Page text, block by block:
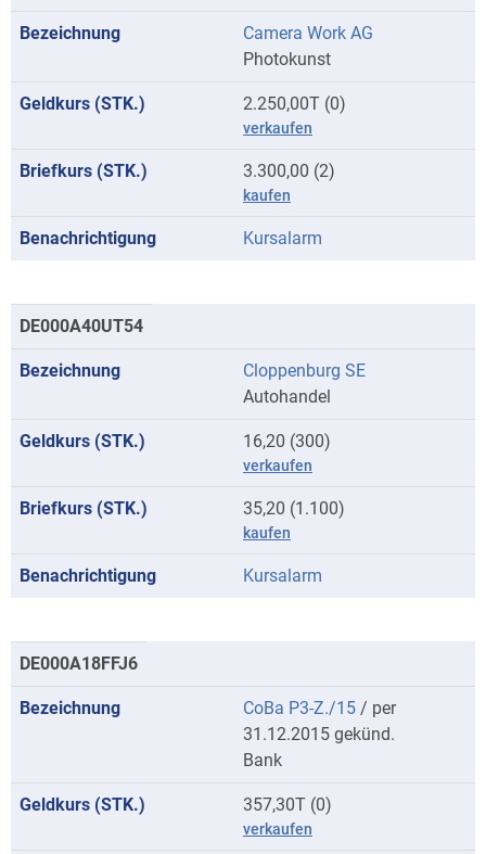
mit
Anfangsbuchstaben
Camera Work AG
Photokunst
2.250,00T (0)
verkaufen
3.300,00 (2)
kaufen
Kursalarm
DE000A40UT54
Cloppenburg SE
Autohandel
16,20 (300)
verkaufen
35,20 (1.100)
kaufen
Kursalarm
DE000A18FFJ6
CoBa P3-Z./15 / per
31.12.2015 gekünd.
Bank
357,30T (0)
verkaufen